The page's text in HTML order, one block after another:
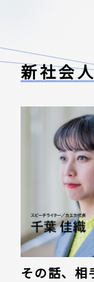
新社会
その話、相